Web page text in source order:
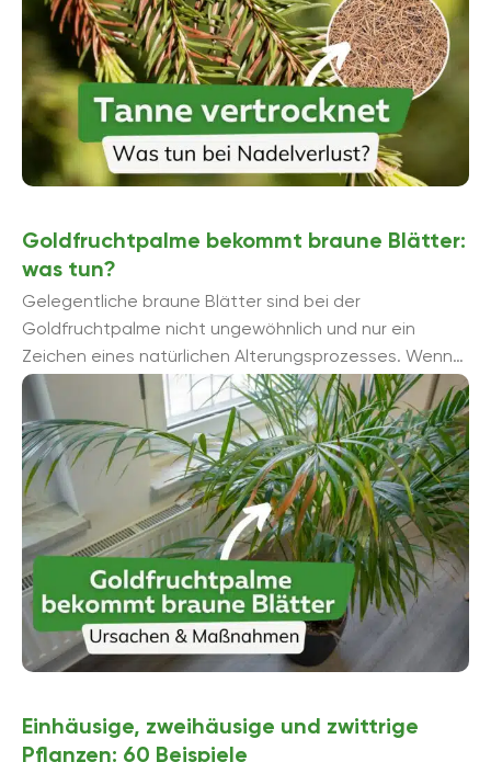
Goldfruchtpalme bekommt braune Blätter:
was tun?
Gelegentliche braune Blätter sind bei der
Goldfruchtpalme nicht ungewöhnlich und nur ein
Zeichen eines natürlichen Alterungsprozesses. Wenn
sich braune Blätter häufen, sollten Sie überprüfen, ...
Einhäusige, zweihäusige und zwittrige
Pflanzen: 60 Beispiele